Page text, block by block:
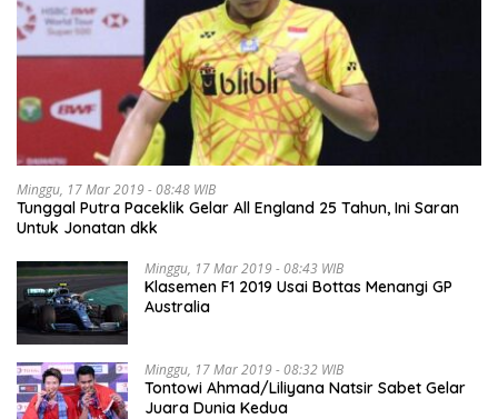
Minggu, 17 Mar 2019 - 08:48 WIB
Tunggal Putra Paceklik Gelar All England 25 Tahun, Ini Saran
Untuk Jonatan dkk
Minggu, 17 Mar 2019 - 08:43 WIB
Klasemen F1 2019 Usai Bottas Menangi GP
Australia
Minggu, 17 Mar 2019 - 08:32 WIB
Tontowi Ahmad/Liliyana Natsir Sabet Gelar
Juara Dunia Kedua